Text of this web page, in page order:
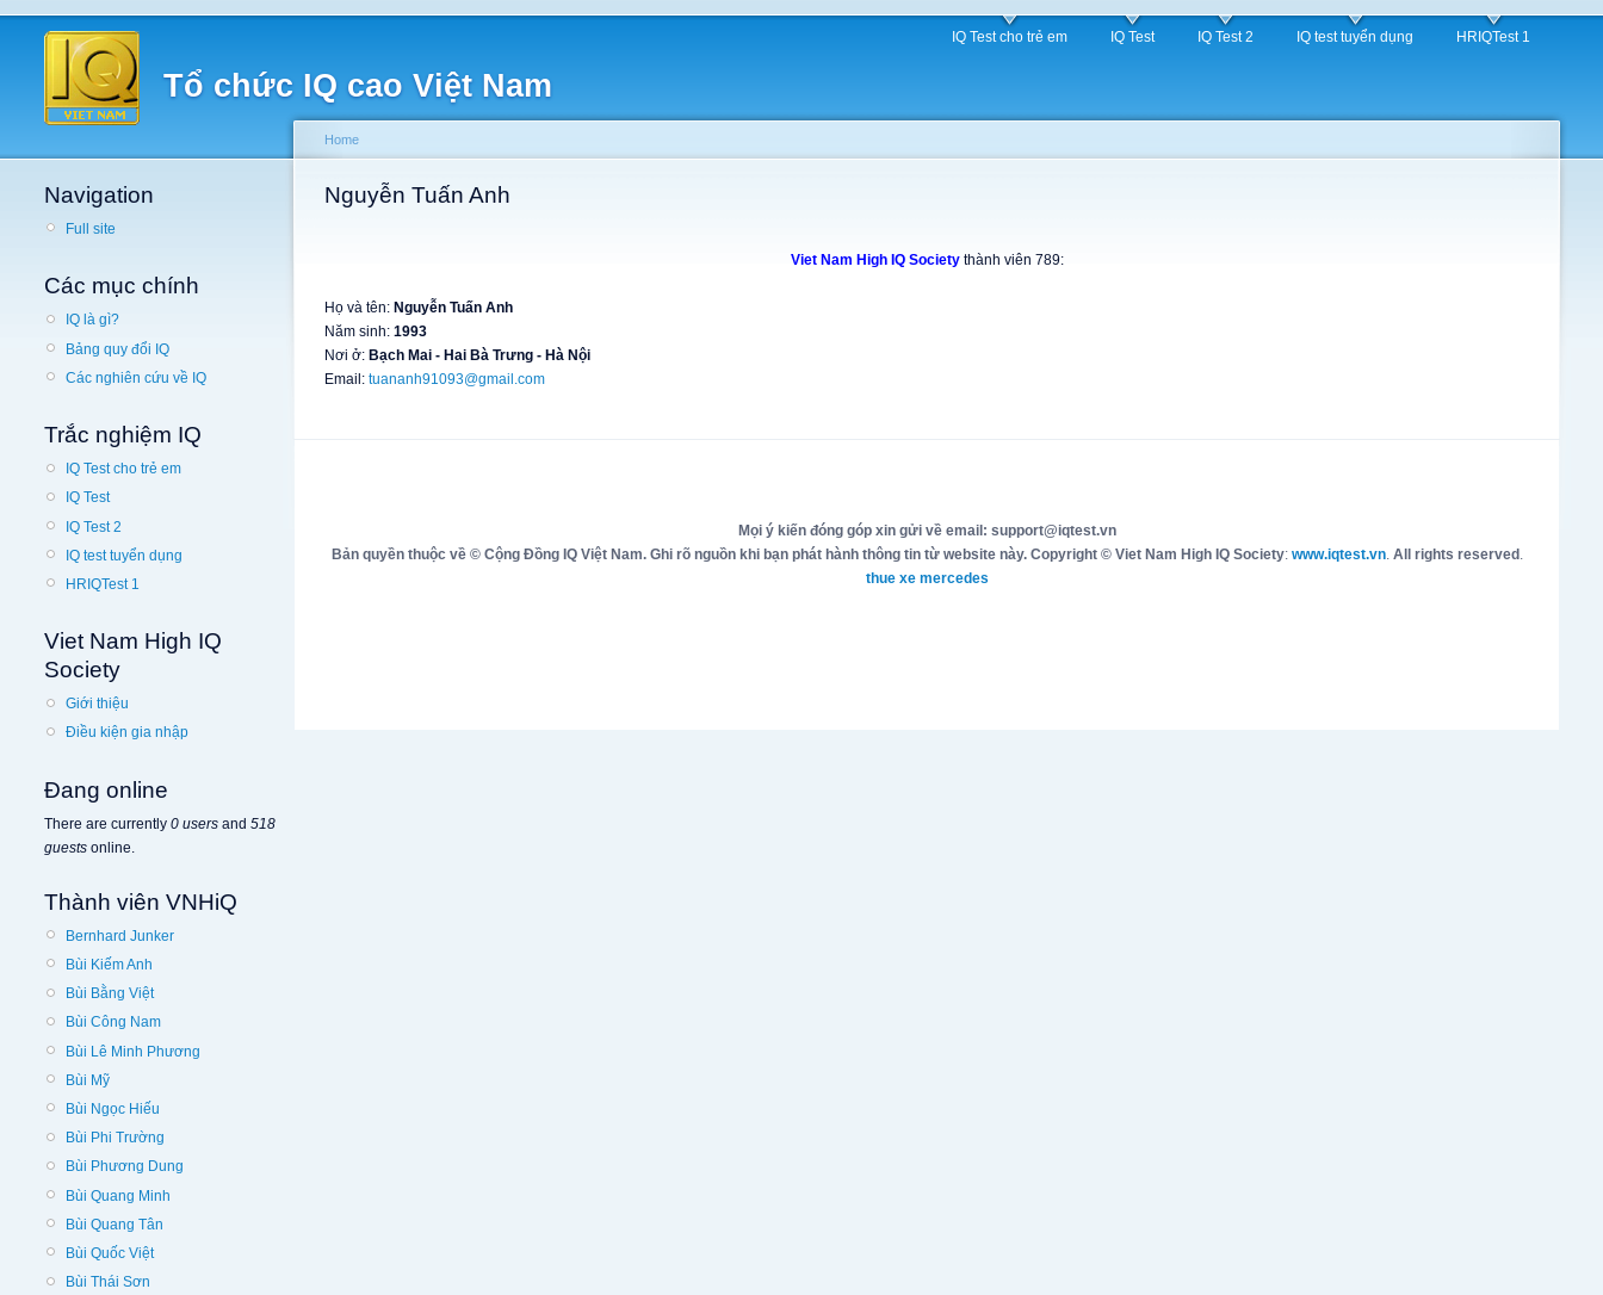
Tổ chức IQ cao Việt Nam
IQ Test cho trẻ em IQ Test IQ Test 2 IQ test tuyển dụng HRIQTest 1
Navigation
Full site
Các mục chính
IQ là gì?
Bảng quy đổi IQ
Các nghiên cứu về IQ
Trắc nghiệm IQ
IQ Test cho trẻ em
IQ Test
IQ Test 2
IQ test tuyển dụng
HRIQTest 1
Viet Nam High IQ
Society
Giới thiệu
Điều kiện gia nhập
Đang online
There are currently 0 users and 518
guests online.
Thành viên VNHiQ
Bernhard Junker
Bùi Kiếm Anh
Bùi Bằng Việt
Bùi Công Nam
Bùi Lê Minh Phương
Bùi Mỹ
Bùi Ngọc Hiếu
Bùi Phi Trường
Bùi Phương Dung
Bùi Quang Minh
Bùi Quang Tân
Bùi Quốc Việt
Bùi Thái Sơn
Home
Nguyễn Tuấn Anh
Viet Nam High IQ Societythành viên 789:
Họ và tên: Nguyễn Tuấn Anh
Năm sinh: 1993
Nơi ở: Bạch Mai - Hai Bà Trưng - Hà Nội
Email: tuananh91093@gmail.com
Mọi ý kiến đóng góp xin gửi về email: support@iqtest.vn
Bản quyền thuộc về © Cộng Đồng IQ Việt Nam. Ghi rõ nguồn khi bạn phát hành thông tin từ website này. Copyright © Viet Nam High IQ Society: www.iqtest.vn. All rights reserved .
thue xe mercedes